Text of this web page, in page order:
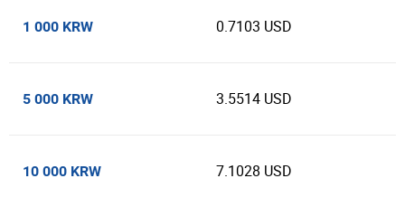
1 000 KRW 0.7103 USD
5 000 KRW 3.5514 USD
10 000 KRW 7.1028 USD